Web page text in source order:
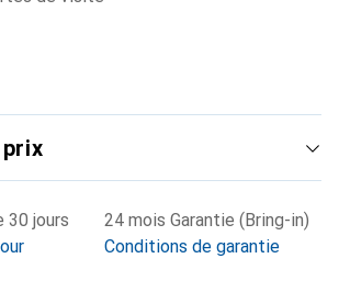
30 jours
24 mois Garantie (Bring-in)
Conditions de garantie